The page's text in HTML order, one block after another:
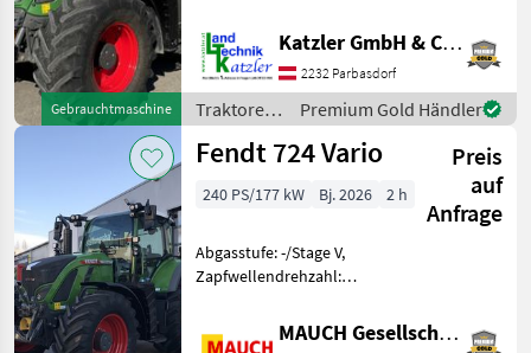
Gebrauchtmaschine
Zapfwellendrehzahl:
540/540E/1000,
Höchstgeschwindigkeit in
km/h: 50 km/h, Aufladung:
Katzler GmbH & Co.KG.
2232 Parbasdorf
Traktoren
/ Fendt
Premium Gold Händler
Fendt 724 Vario
Preis
auf
Anfrage
240 PS/177 kW Bj. 2026 2 h
Abgasstufe: -/Stage V,
Zapfwellendrehzahl:
Bolzengröße
Anhängevorrichtung (mm):
MAUCH Gesellschaft m.b.H. & Co.KG